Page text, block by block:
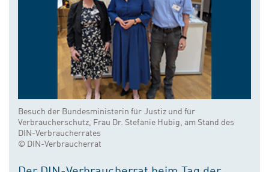
Besuch der Bundesministerin für Justiz und für
Verbraucherschutz, Frau Dr. Stefanie Hubig, am Stand des
DIN-Verbraucherrates
© DIN-Verbraucherrat